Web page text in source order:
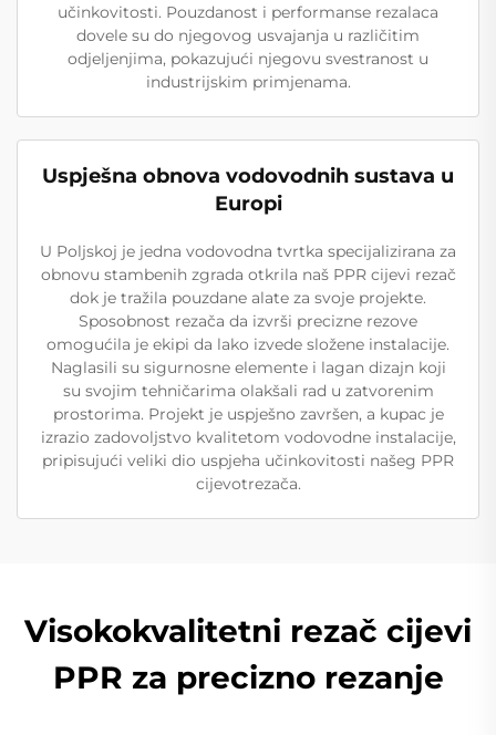
učinkovitosti. Pouzdanost i performanse rezalaca
dovele su do njegovog usvajanja u različitim
odjeljenjima, pokazujući njegovu svestranost u
industrijskim primjenama.
Uspješna obnova vodovodnih sustava u
Europi
U Poljskoj je jedna vodovodna tvrtka specijalizirana za
obnovu stambenih zgrada otkrila naš PPR cijevi rezač
dok je tražila pouzdane alate za svoje projekte.
Sposobnost rezača da izvrši precizne rezove
omogućila je ekipi da lako izvede složene instalacije.
Naglasili su sigurnosne elemente i lagan dizajn koji
su svojim tehničarima olakšali rad u zatvorenim
prostorima. Projekt je uspješno završen, a kupac je
izrazio zadovoljstvo kvalitetom vodovodne instalacije,
pripisujući veliki dio uspjeha učinkovitosti našeg PPR
cijevotrezača.
Visokokvalitetni rezač cijevi
PPR za precizno rezanje